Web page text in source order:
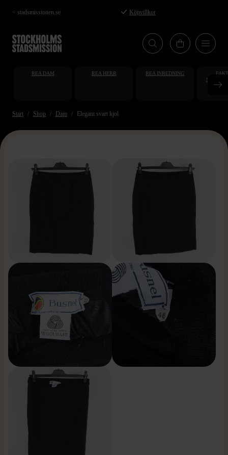
Hoppa
till
huvudinnehåll
< stadsmissionen.se Köpvillkor
REA DAM REA HERR REA INREDNING
Start Shop Dam Elegant svart kjol